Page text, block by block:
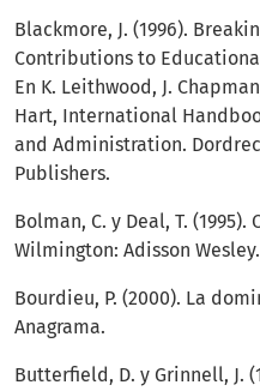
Blackmore, J. (1996).
Contributions to
En K. Leithwood, J.
Hart, International
and Administration.
Publishers.
Bolman, C. y Deal, T.
Wilmington: Adisson Wesley.
Bourdieu, P. (2000). La
Anagrama.
Butterfield, D. y Grinnell, J.